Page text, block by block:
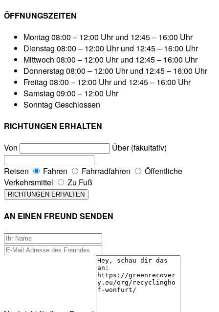
ÖFFNUNGSZEITEN
Montag 08:00 – 12:00 Uhr und 12:45 – 16:00 Uhr
Dienstag 08:00 – 12:00 Uhr und 12:45 – 16:00 Uhr
Mittwoch 08:00 – 12:00 Uhr und 12:45 – 16:00 Uhr
Donnerstag 08:00 – 12:00 Uhr und 12:45 – 16:00 Uhr
Freitag 08:00 – 12:00 Uhr und 12:45 – 16:00 Uhr
Samstag 09:00 – 12:00 Uhr
Sonntag Geschlossen
RICHTUNGEN ERHALTEN
Von
Über (fakultativ)
Reisen Fahren Fahrradfahren
Öffentliche
Verkehrsmittel
Zu Fuß
AN EINEN FREUND SENDEN